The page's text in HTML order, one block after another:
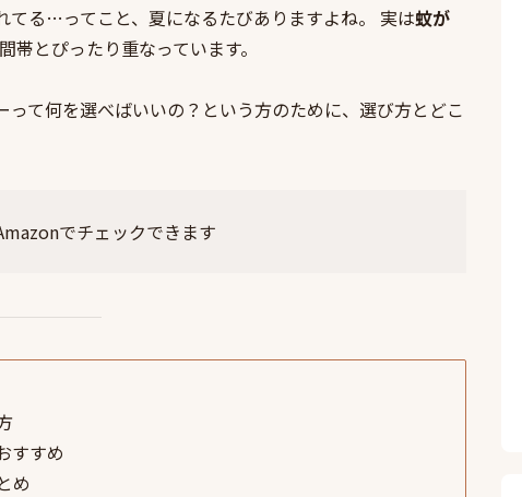
てる…ってこと、夏になるたびありますよね。 実は蚊が
帯とぴったり重なっています。
て何を選べばいいの？という方のために、選び方とどこ
でチェックできます
すすめ
め